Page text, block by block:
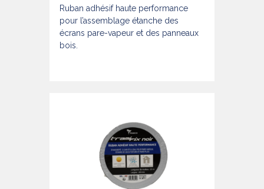
Ruban adhésif haute performance
pour l’assemblage étanche des
écrans pare-vapeur et des panneaux
bois.